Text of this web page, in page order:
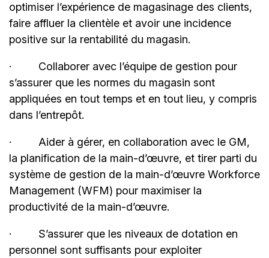
optimiser l’expérience de magasinage des clients,
faire affluer la clientèle et avoir une incidence
positive sur la rentabilité du magasin.
·
Collaborer avec l’équipe de gestion pour
s’assurer que les normes du magasin sont
appliquées en tout temps et en tout lieu, y compris
dans l’entrepôt.
·
Aider à gérer, en collaboration avec le GM,
la planification de la main-d’œuvre, et tirer parti du
système de gestion de la main-d’œuvre Workforce
Management (WFM) pour maximiser la
productivité de la main-d’œuvre.
·
S’assurer que les niveaux de dotation en
personnel sont suffisants pour exploiter